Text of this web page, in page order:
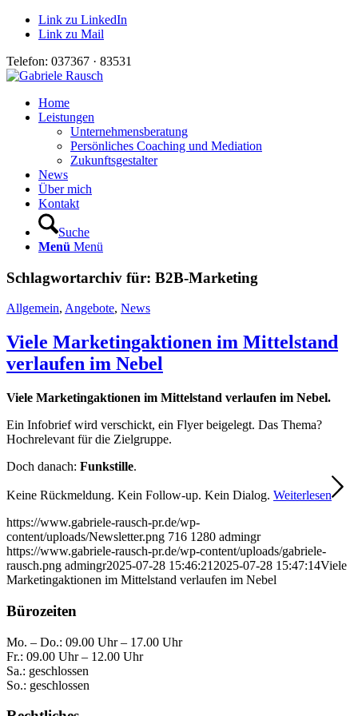
Link zu LinkedIn
Link zu Mail
Telefon: 037367 · 83531
Home
Leistungen
Unternehmensberatung
Persönliches Coaching und Mediation
Zukunftsgestalter
News
Über mich
Kontakt
Suche
Menü Menü
Schlagwortarchiv für: B2B-Marketing
Allgemein, Angebote, News
Viele Marketingaktionen im Mittelstand
verlaufen im Nebel
Viele Marketingaktionen im Mittelstand verlaufen im Nebel.
Ein Infobrief wird verschickt, ein Flyer beigelegt. Das Thema?
Hochrelevant für die Zielgruppe.
Doch danach: Funkstille.
Keine Rückmeldung. Kein Follow-up. Kein Dialog. Weiterlesen
https://www.gabriele-rausch-pr.de/wp-
content/uploads/Newsletter.png 716 1280 admingr
https://www.gabriele-rausch-pr.de/wp-content/uploads/gabriele-
rausch.png admingr2025-07-28 15:46:21 2025-07-28 15:47:14Viele
Marketingaktionen im Mittelstand verlaufen im Nebel
Bürozeiten
Mo. – Do.: 09.00 Uhr – 17.00 Uhr
Fr.: 09.00 Uhr – 12.00 Uhr
Sa.: geschlossen
So.: geschlossen